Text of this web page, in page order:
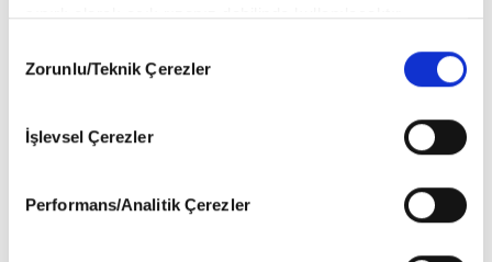
sınırlı olarak açık rızanız dahilinde kullanılacaktır.
vasıtasıyla belirleyebilirsiniz. Çerezlere ilişkin detaylı bilgi
Çerez Bilgilendirme
6698 sayılı Kişisel Verilerin Korunması Kanunu uyarınca
okumak ve sitemizi ziyaretiniz kapsamında
gerçekleştirilen veri işleme faaliyetleri ile ilgili daha
Selection
Zorunlu/Teknik Çerezler
İşlevsel Çerezler
Performans/Analitik Çerezler